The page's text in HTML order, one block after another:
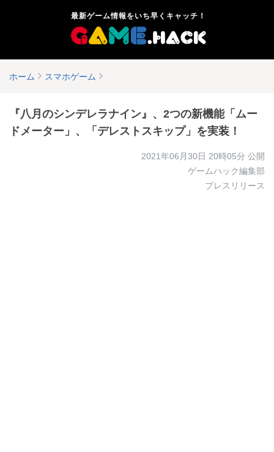
最新ゲーム情報をいち早くキャッチ！
ホーム スマホゲーム
​『八月のシンデレラナイン』、2つの新機能「ムー
ドメーター」、「デレストスキップ」を実装！
2021年06月30日 20時05分 公開
ゲームハック編集部
プレスリリース